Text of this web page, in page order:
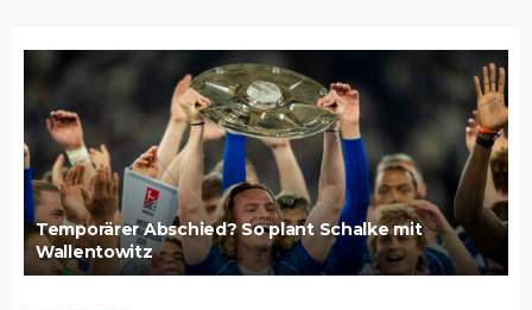
Temporärer Abschied? So plant Schalke mit
Wallentowitz